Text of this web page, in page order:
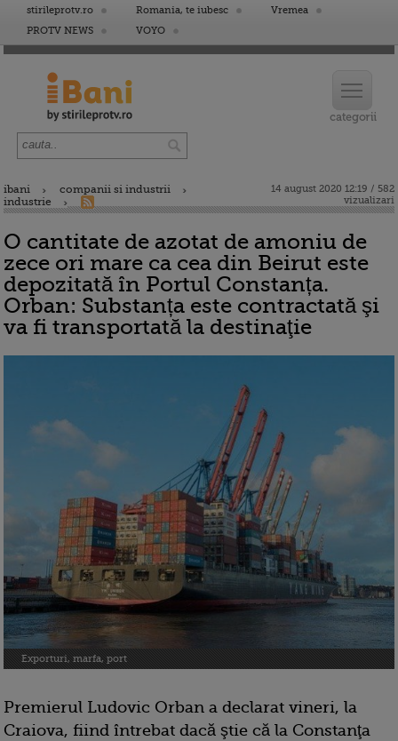
stirileprotv.ro Romania, te iubesc
Vremea
PROTV NEWS
VOYO
ibani
companii si industrii
industrie
14 august 2020 12:19 / 582
vizualizari
O cantitate de azotat de amoniu de
zece ori mare ca cea din Beirut este
depozitată în Portul Constanța.
Orban: Substanța este contractată şi
va fi transportată la destinaţie
Exporturi, marfa, port
Premierul Ludovic Orban a declarat vineri, la
Craiova, fiind întrebat dacă ştie că la Constanţa